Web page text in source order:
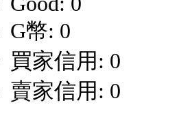
G幣: 0
買家信用: 0
賣家信用: 0